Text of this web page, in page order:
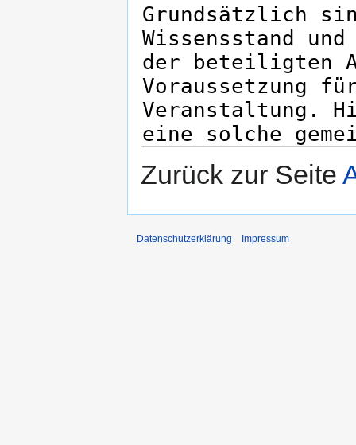
Zurück zur Seite
Datenschutzerklärung Impressum